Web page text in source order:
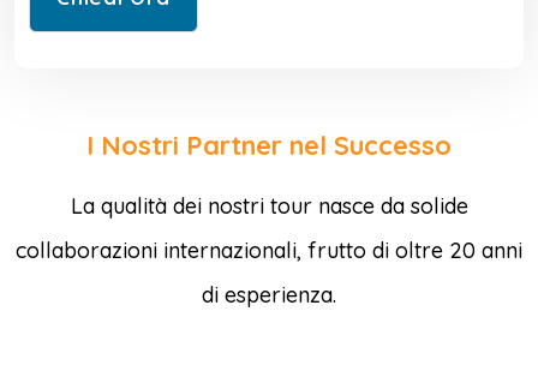
I Nostri Partner nel Successo
La qualità dei nostri tour nasce da solide
collaborazioni internazionali, frutto di oltre 20 anni
di esperienza.